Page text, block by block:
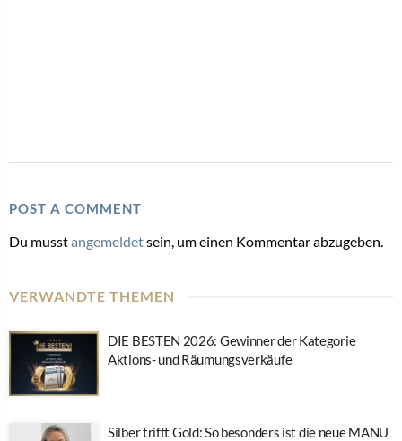
POST A COMMENT
Du musstangemeldetsein, um einen Kommentar abzugeben.
VERWANDTE THEMEN
DIE BESTEN 2026: Gewinner der Kategorie
Aktions- und Räumungsverkäufe
Silber trifft Gold: So besonders ist die neue MANU